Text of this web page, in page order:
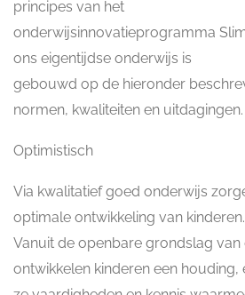
principes van het
onderwijsinnovatieprogramma
ons eigentijdse onderwijs is
gebouwd op de hieronder
normen, kwaliteiten en uitdagingen.
Optimistisch
Via kwalitatief goed onderwijs
optimale ontwikkeling van kinderen.
Vanuit de openbare grondslag
ontwikkelen kinderen een houding,